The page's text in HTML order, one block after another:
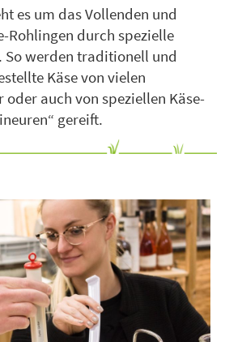
es um das Vollenden und
Rohlingen durch spezielle
So werden traditionell und
Käse von vielen
oder auch von speziellen Käse-
gereift.